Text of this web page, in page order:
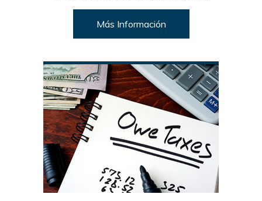
Más Información